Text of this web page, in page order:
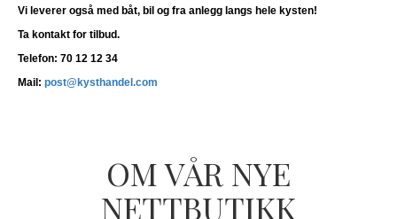
Vi leverer også med båt, bil og fra anlegg langs hele kysten!
Ta kontakt for tilbud.
Telefon: 70 12 12 34
Mail: post@kysthandel.com
OM VÅR NYE
NETTBUTIKK